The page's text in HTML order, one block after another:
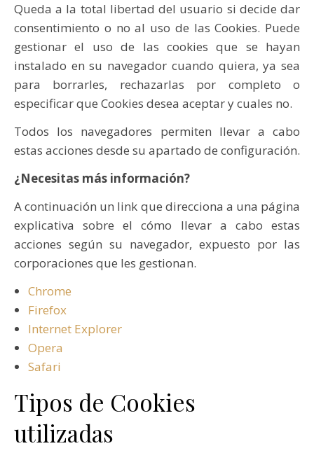
Queda a la total libertad del usuario si decide dar
consentimiento o no al uso de las Cookies. Puede
gestionar el uso de las cookies que se hayan
instalado en su navegador cuando quiera, ya sea
para borrarles, rechazarlas por completo o
especificar que Cookies desea aceptar y cuales no.
Todos los navegadores permiten llevar a cabo
estas acciones desde su apartado de configuración.
¿Necesitas más información?
A continuación un link que direcciona a una página
explicativa sobre el cómo llevar a cabo estas
acciones según su navegador, expuesto por las
corporaciones que les gestionan.
Chrome
Firefox
Internet Explorer
Opera
Safari
Tipos de Cookies
utilizadas